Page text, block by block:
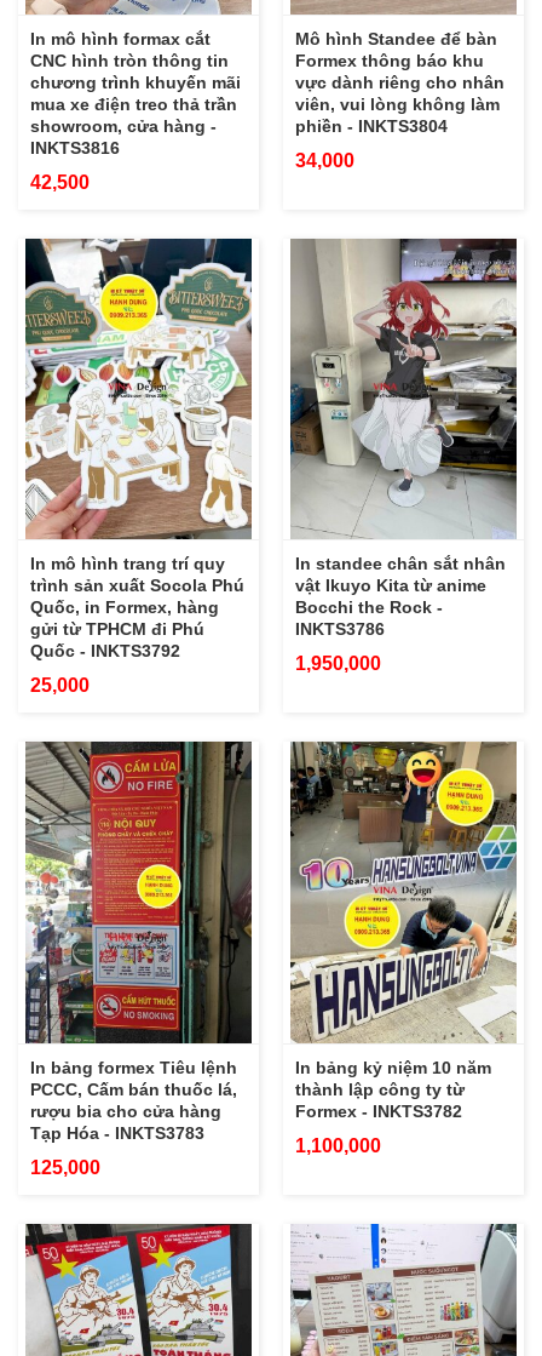
In mô hình formax cắt
CNC hình tròn thông tin
chương trình khuyến mãi
mua xe điện treo thả trần
showroom, cửa hàng -
INKTS3816
42,500
Mô hình Standee để bàn
Formex thông báo khu
vực dành riêng cho nhân
viên, vui lòng không làm
phiền - INKTS3804
34,000
In mô hình trang trí quy
trình sản xuất Socola Phú
Quốc, in Formex, hàng
gửi từ TPHCM đi Phú
Quốc - INKTS3792
25,000
In standee chân sắt nhân
vật Ikuyo Kita từ anime
Bocchi the Rock -
INKTS3786
1,950,000
In bảng formex Tiêu lệnh
PCCC, Cấm bán thuốc lá,
rượu bia cho cửa hàng
Tạp Hóa - INKTS3783
125,000
In bảng kỷ niệm 10 năm
thành lập công ty từ
Formex - INKTS3782
1,100,000